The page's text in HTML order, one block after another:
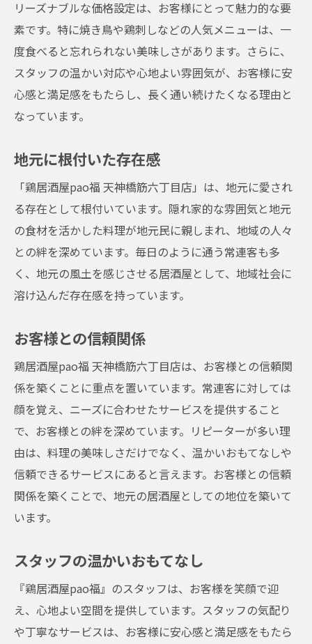
リーズナブルな価格設定は、お客様にとって魅力的な要
素です。特に焼き鳥や鶏刺しなどの人気メニューは、一
度食べると忘れられない美味しさがあります。さらに、
スタッフの温かい対応や心地よい雰囲気が、お客様に安
心感と満足感をもたらし、長く通い続けたくなる理由と
なっています。
地元に根付いた存在感
「鶏居酒屋pao福 天神橋筋六丁目店」は、地元に愛され
る存在として根付いています。隠れ家的な雰囲気と地元
の食材を活かした料理が地元民に親しまれ、地域の人々
との絆を深めています。毎日のように通う常連客も多
く、地元の風土を感じさせる居酒屋として、地域社会に
溶け込んだ存在感を持っています。
お客様との信頼関係
鶏居酒屋pao福 天神橋筋六丁目店は、お客様との信頼関
係を築くことに重点を置いています。常連客に対しては
顔を覚え、ニーズに合わせたサービスを提供すること
で、お客様との絆を深めています。リピーターが多い理
由は、料理の美味しさだけでなく、温かいおもてなしや
信頼できるサービスにあると言えます。お客様との信頼
関係を築くことで、地元の居酒屋としての地位を築いて
います。
スタッフの温かいおもてなし
『鶏居酒屋pao福』のスタッフは、お客様を笑顔で迎
え、心地よい空間を提供しています。スタッフの気配り
や丁寧なサービスは、お客様に安心感と満足感をもたら